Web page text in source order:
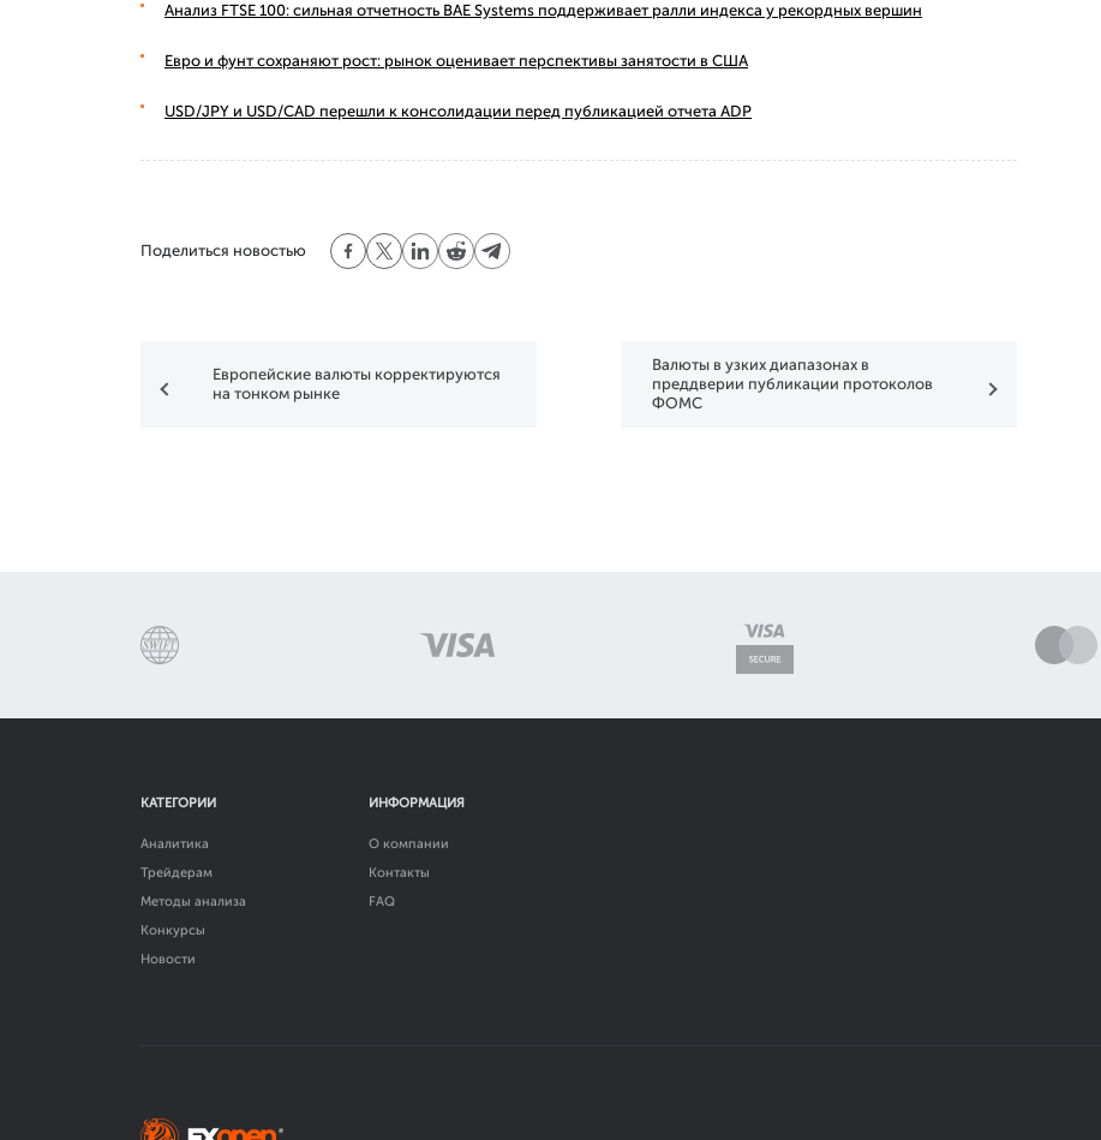
Анализ FTSE 100: сильная отчетность BAE Systems поддерживает ралли индекса у рекордных вершин
Евро и фунт сохраняют рост: рынок оценивает перспективы занятости в США
USD/JPY и USD/CAD перешли к консолидации перед публикацией отчета ADP
Поделиться новостью
Европейские валюты корректируются
на тонком рынке
Валюты в узких диапазонах в
преддверии публикации протоколов
ФОМС
КАТЕГОРИИ
Аналитика
Трейдерам
Методы анализа
Конкурсы
Новости
ИНФОРМАЦИЯ
О компании
Контакты
FAQ